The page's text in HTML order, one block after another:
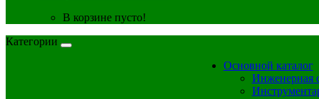
В корзине пусто!
Категории
Основной каталог
Инженерная